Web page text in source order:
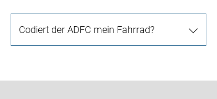
Codiert der ADFC mein Fahrrad?